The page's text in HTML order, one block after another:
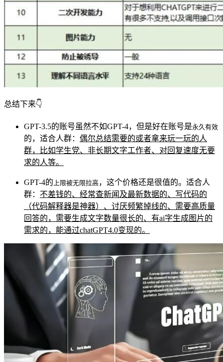
总结下来👇
GPT-3.5的账号虽然不如GPT-4，但是好在账号是永久有效
的，适合人群： 偶尔总结需要的或者拿来玩一玩的人
群，比如学生党、非长期文字工作者、对回复速度无要
求的人等。
GPT-4的 上限被无限拉高，这个价格还是很值的。适合人
群： 不差钱的、经常查新闻及最新数据的、写代码的
（代码解释器是神器）、讨厌频繁掉线的、需要高质量
回答的，需要生成文字数量很长的、有ai字生成图片的
需求的，能通过chatGPT4.0变现的。